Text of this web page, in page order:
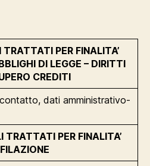
PER FINALITA’
DI LEGGE – DIRITTI
CREDITI
dati amministrativo-
TRATTATI PER FINALITA’